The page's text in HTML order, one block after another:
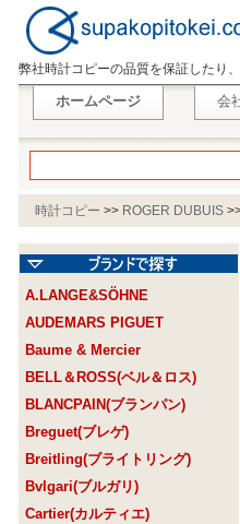
弊社時計コピーの品質を保証したり
ホームページ 会
時計コピー >> ROGER DUBUIS
A.LANGE&SÖHNE
AUDEMARS PIGUET
Baume & Mercier
BELL＆ROSS(ベル＆ロス)
BLANCPAIN(ブランパン)
Breguet(ブレゲ)
Breitling(ブライトリング)
Bvlgari(ブルガリ)
Cartier(カルティエ)